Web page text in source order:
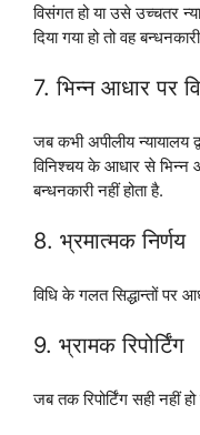
विसंगत हो या उसे उच्चतर
दिया गया हो तो वह
7. भिन्न आधार पर
जब कभी अपीलीय न्यायालय
विनिश्चय के आधार से भिन्न
बन्धनकारी नहीं होता है.
8. भ्रमात्मक निर्णय
विधि के गलत सिद्धान्तों पर
9. भ्रामक रिपोर्टिंग
जब तक रिपोर्टिंग सही नहीं हो